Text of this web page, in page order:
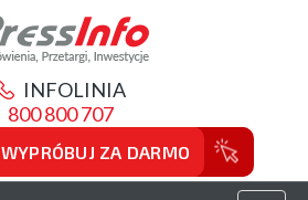
INFOLINIA
800 800 707
WYPRÓBUJ ZA DARMO